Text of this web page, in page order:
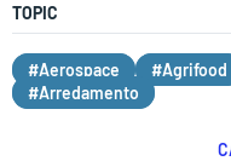
TOPIC
#Aerospace #Agrifood
#Arredamento